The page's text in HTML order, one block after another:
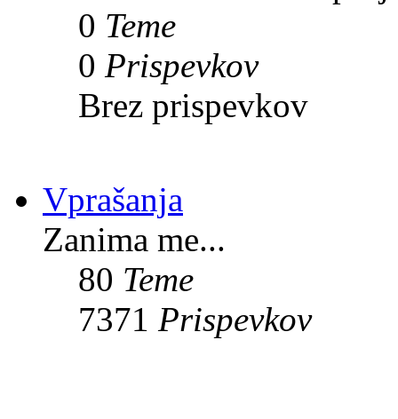
0 Teme
0 Prispevkov
Brez prispevkov
Vprašanja
Zanima me...
80 Teme
7371 Prispevkov